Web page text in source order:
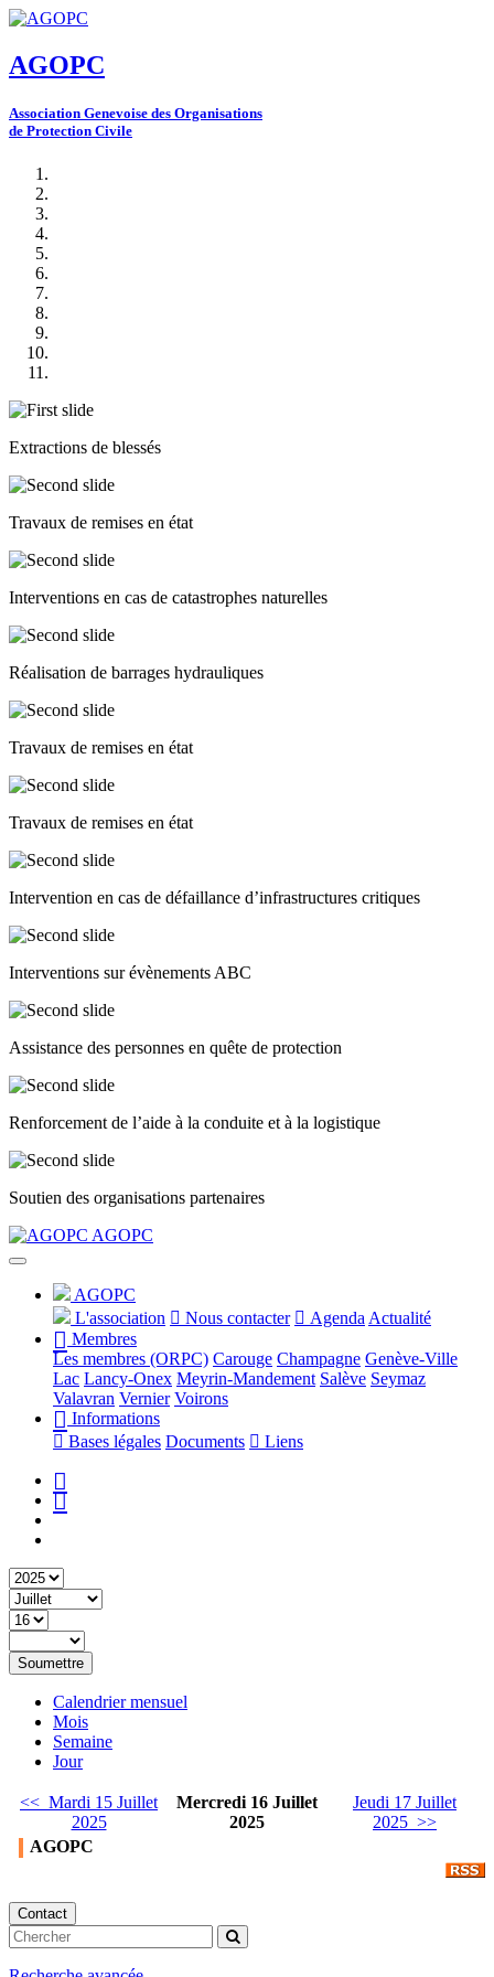
AGOPC
Association Genevoise des Organisations
de Protection Civile
Extractions de blessés
Travaux de remises en état
Interventions en cas de catastrophes naturelles
Réalisation de barrages hydrauliques
Travaux de remises en état
Travaux de remises en état
Intervention en cas de défaillance d’infrastructures critiques
Interventions sur évènements ABC
Assistance des personnes en quête de protection
Renforcement de l’aide à la conduite et à la logistique
Soutien des organisations partenaires
Précédent
Suivant AGOPC
AGOPC
L'association
Nous contacter Agenda Actualité
Membres
Les membres (ORPC) Carouge Champagne Genève-Ville
Lac Lancy-Onex Meyrin-Mandement Salève Seymaz
Valavran Vernier Voirons
Informations
Bases légales Documents Liens
Soumettre
Calendrier mensuel
Mois
Semaine
Jour
<< Mardi 15 Juillet
2025
Mercredi 16 Juillet
2025
Jeudi 17 Juillet
2025 >>
AGOPC
Contact